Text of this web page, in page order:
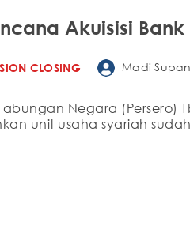
Akuisisi
CLOSING Madi
Negara (Persero)
unit usaha syariah